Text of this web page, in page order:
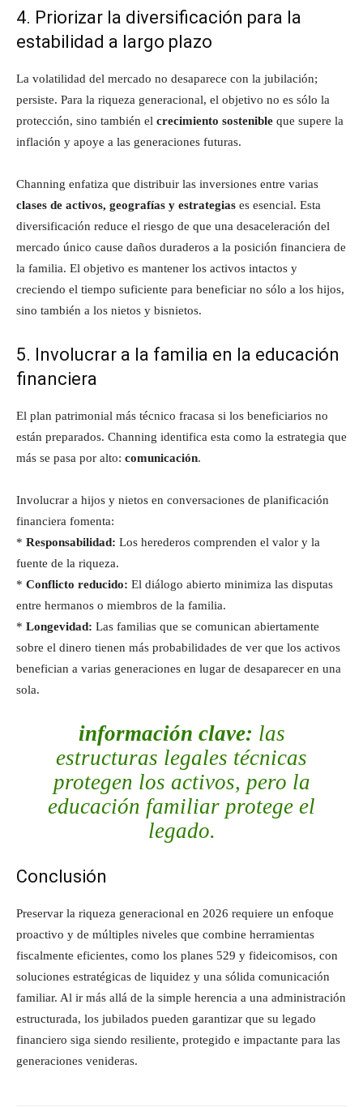
4. Priorizar la diversificación para la
estabilidad a largo plazo
La volatilidad del mercado no desaparece con la jubilación;
persiste. Para la riqueza generacional, el objetivo no es sólo la
protección, sino también el crecimiento sostenible que supere la
inflación y apoye a las generaciones futuras.
Channing enfatiza que distribuir las inversiones entre varias
clases de activos, geografías y estrategias es esencial. Esta
diversificación reduce el riesgo de que una desaceleración del
mercado único cause daños duraderos a la posición financiera de
la familia. El objetivo es mantener los activos intactos y
creciendo el tiempo suficiente para beneficiar no sólo a los hijos,
sino también a los nietos y bisnietos.
5. Involucrar a la familia en la educación
financiera
El plan patrimonial más técnico fracasa si los beneficiarios no
están preparados. Channing identifica esta como la estrategia que
más se pasa por alto: comunicación.
Involucrar a hijos y nietos en conversaciones de planificación
financiera fomenta:
* Responsabilidad: Los herederos comprenden el valor y la
fuente de la riqueza.
* Conflicto reducido: El diálogo abierto minimiza las disputas
entre hermanos o miembros de la familia.
* Longevidad: Las familias que se comunican abiertamente
sobre el dinero tienen más probabilidades de ver que los activos
benefician a varias generaciones en lugar de desaparecer en una
sola.
información clave: las
estructuras legales técnicas
protegen los activos, pero la
educación familiar protege el
legado.
Conclusión
Preservar la riqueza generacional en 2026 requiere un enfoque
proactivo y de múltiples niveles que combine herramientas
fiscalmente eficientes, como los planes 529 y fideicomisos, con
soluciones estratégicas de liquidez y una sólida comunicación
familiar. Al ir más allá de la simple herencia a una administración
estructurada, los jubilados pueden garantizar que su legado
financiero siga siendo resiliente, protegido e impactante para las
generaciones venideras.